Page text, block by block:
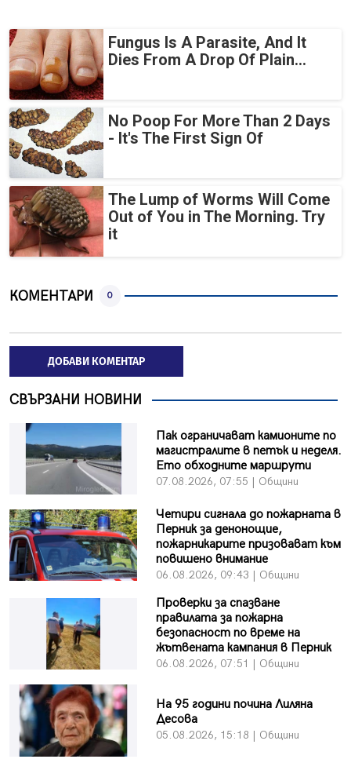
Fungus Is A Parasite, And It
Dies From A Drop Of Plain...
No Poop For More Than 2 Days
- It's The First Sign Of
The Lump of Worms Will Come
Out of You in The Morning. Try
it
КОМЕНТАРИ 0
ДОБАВИ КОМЕНТАР
СВЪРЗАНИ НОВИНИ
Пак ограничават камионите по
магистралите в петък и неделя.
Ето обходните маршрути
07.08.2026, 07:55 | Общини
Четири сигнала до пожарната в
Перник за денонощие,
пожарникарите призовават към
повишено внимание
06.08.2026, 09:43 | Общини
Проверки за спазване
правилата за пожарна
безопасност по време на
жътвената кампания в Перник
06.08.2026, 07:51 | Общини
На 95 години почина Лиляна
Десова
05.08.2026, 15:18 | Общини